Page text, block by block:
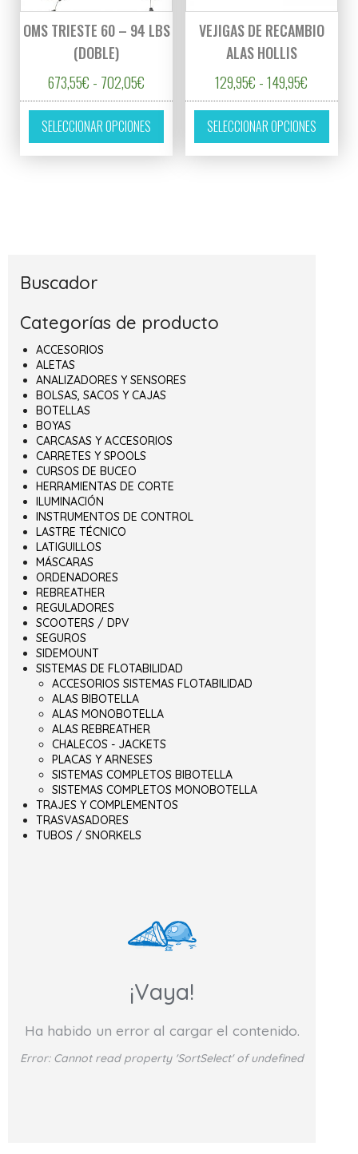
OMS TRIESTE 60 – 94 LBS
(DOBLE)
673,55€ - 702,05€ Rango de precios: desde 673,55€ hasta
SELECCIONAR OPCIONES
Este producto tiene múltiples variantes.
VEJIGAS DE RECAMBIO
ALAS HOLLIS
129,95€ - 149,95€
SELECCIONAR OPCIONES
Este
Buscador
Categorías de producto
ACCESORIOS
ALETAS
ANALIZADORES Y SENSORES
BOLSAS, SACOS Y CAJAS
BOTELLAS
BOYAS
CARCASAS Y ACCESORIOS
CARRETES Y SPOOLS
CURSOS DE BUCEO
HERRAMIENTAS DE CORTE
ILUMINACIÓN
INSTRUMENTOS DE CONTROL
LASTRE TÉCNICO
LATIGUILLOS
MÁSCARAS
ORDENADORES
REBREATHER
REGULADORES
SCOOTERS / DPV
SEGUROS
SIDEMOUNT
SISTEMAS DE FLOTABILIDAD
ACCESORIOS SISTEMAS FLOTABILIDAD
ALAS BIBOTELLA
ALAS MONOBOTELLA
ALAS REBREATHER
CHALECOS - JACKETS
PLACAS Y ARNESES
SISTEMAS COMPLETOS BIBOTELLA
SISTEMAS COMPLETOS MONOBOTELLA
TRAJES Y COMPLEMENTOS
TRASVASADORES
TUBOS / SNORKELS
¡Vaya!
Ha habido un error al cargar el contenido.
Error: Cannot read property 'SortSelect' of undefined